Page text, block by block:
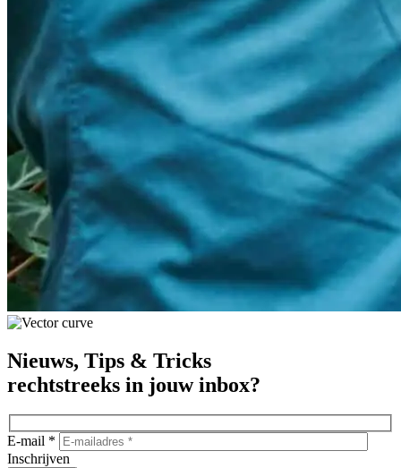
Nieuws, Tips & Tricks
rechtstreeks in jouw inbox?
E-mail *
Inschrijven